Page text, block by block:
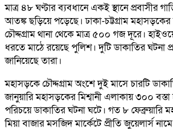
মাত্র ৪৮ ঘণ্টার ব্যবধানে একই স্থানে প্রবাসীর
আতঙ্ক ছড়িয়ে পড়েছে। ঢাকা-চট্টগ্রাম
চৌদ্দগ্রাম থানা থেকে মাত্র ৫০০ গজ দূরে।
ধরতে মাঠে রয়েছে পুলিশ। দুটি ডাকাতির ঘটনা
জানিয়েছে তারা।
মহাসড়কে চৌদ্দগ্রাম অংশে দুই মাসে চারটি
জানুয়ারি মহাসড়কের মিশ্বানী এলাকায় ৩০০ বস্তা
পরিচয়ে ডাকাতির ঘটনা ঘটে। গত ৮ ফেব্রুয়ারি
মিয়া বাজার মসজিদ মার্কেটে প্রীতি জুয়েলার্স